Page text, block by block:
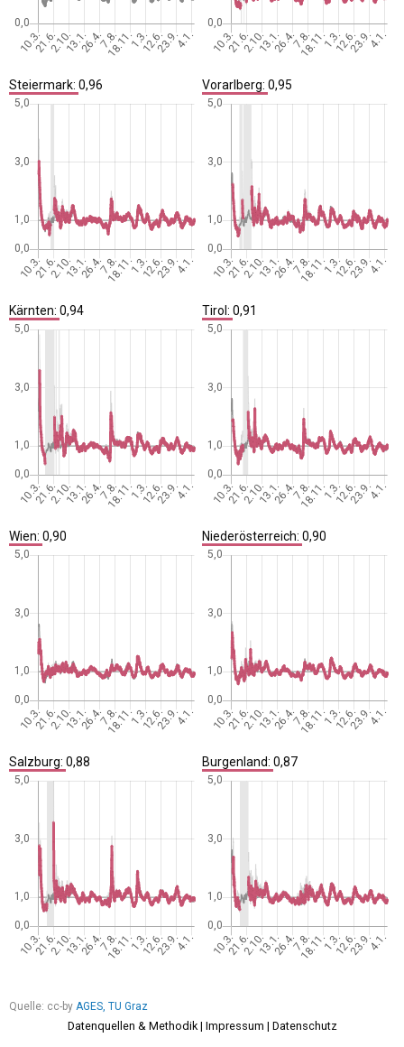
Steiermark: 0,96 Vorarlberg: 0,95
Kärnten: 0,94 Tirol: 0,91
Wien: 0,90 Niederösterreich: 0,90
Salzburg: 0,88 Burgenland: 0,87
Quelle: cc-by AGES, TU Graz
Datenquellen & Methodik| Impressum | Datenschutz